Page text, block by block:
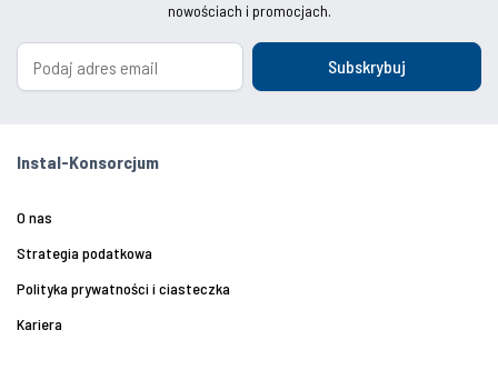
nowościach i promocjach.
Subskrybuj
Instal-Konsorcjum
O nas
Strategia podatkowa
Polityka prywatności i ciasteczka
Kariera